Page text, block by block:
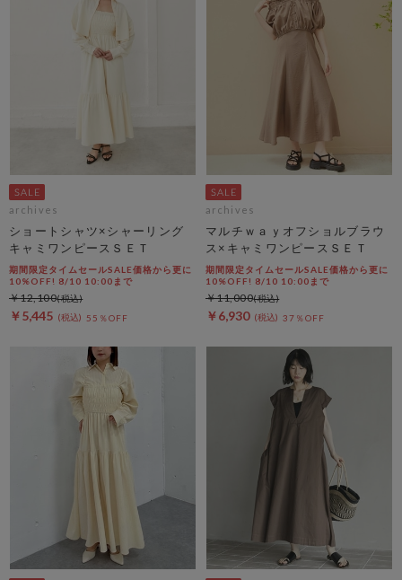
archives
ショートシャツ×シャーリング
キャミワンピースＳＥＴ
期間限定タイムセールSALE価格から更に
10%OFF! 8/10 10:00まで
￥5,445 55％OFF
￥12,100
archives
マルチｗａｙオフショルブラウ
ス×キャミワンピースＳＥＴ
期間限定タイムセールSALE価格から更に
10%OFF! 8/10 10:00まで
￥6,930 37％OFF
￥11,000